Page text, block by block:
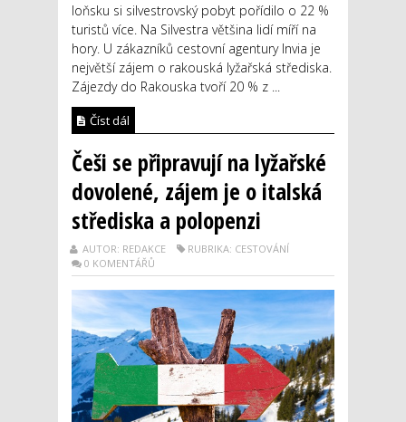
loňsku si silvestrovský pobyt pořídilo o 22 %
turistů více. Na Silvestra většina lidí míří na
hory. U zákazníků cestovní agentury Invia je
největší zájem o rakouská lyžařská střediska.
Zájezdy do Rakouska tvoří 20 % z ...
Číst dál
Češi se připravují na lyžařské
dovolené, zájem je o italská
střediska a polopenzi
AUTOR: REDAKCE
RUBRIKA: CESTOVÁNÍ
0 KOMENTÁŘŮ